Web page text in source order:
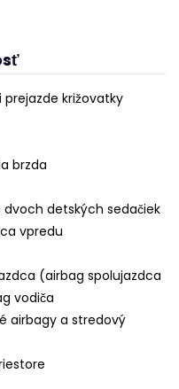
križovatky
brzda
detských sedačiek
vpredu
(airbag spolujazdca
vodiča
airbagy a stredový